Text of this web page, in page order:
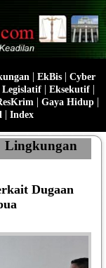
| EkBis| Cyber
Legislatif | Eksekutif |
| Gaya Hidup |
| Index
Lingkungan
Dugaan